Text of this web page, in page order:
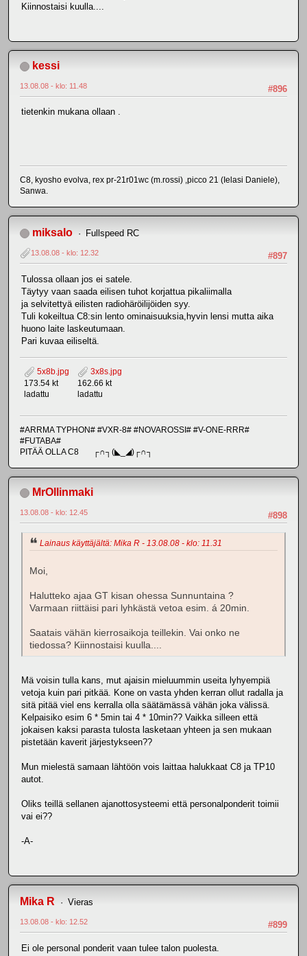
Kiinnostaisi kuulla....
kessi
#896
13.08.08 - klo: 11.48
tietenkin mukana ollaan .
C8, kyosho evolva, rex pr-21r01wc (m.rossi) ,picco 21 (Ielasi Daniele),
Sanwa.
miksalo Fullspeed RC
#897
13.08.08 - klo: 12.32
Tulossa ollaan jos ei satele.
Täytyy vaan saada eilisen tuhot korjattua pikaliimalla
ja selvitettyä eilisten radiohäröilijöiden syy.
Tuli kokeiltua C8:sin lento ominaisuuksia,hyvin lensi mutta aika
huono laite laskeutumaan.
Pari kuvaa eiliseltä.
5x8b.jpg
173.54 kt
ladattu
3x8s.jpg
162.66 kt
ladattu
#ARRMA TYPHON# #VXR-8# #NOVAROSSI# #V-ONE-RRR#
#FUTABA#
PITÄÄ OLLA C8 ┌∩┐(◣_◢)┌∩┐
MrOllinmaki
#898
13.08.08 - klo: 12.45
Lainaus käyttäjältä: Mika R - 13.08.08 - klo: 11.31
Moi,
Halutteko ajaa GT kisan ohessa Sunnuntaina ?
Varmaan riittäisi pari lyhkästä vetoa esim. á 20min.
Saatais vähän kierrosaikoja teillekin. Vai onko ne
tiedossa? Kiinnostaisi kuulla....
Mä voisin tulla kans, mut ajaisin mieluummin useita lyhyempiä
vetoja kuin pari pitkää. Kone on vasta yhden kerran ollut radalla ja
sitä pitää viel ens kerralla olla säätämässä vähän joka välissä.
Kelpaisiko esim 6 * 5min tai 4 * 10min?? Vaikka silleen että
jokaisen kaksi parasta tulosta lasketaan yhteen ja sen mukaan
pistetään kaverit järjestykseen??
Mun mielestä samaan lähtöön vois laittaa halukkaat C8 ja TP10
autot.
Oliks teillä sellanen ajanottosysteemi että personalponderit toimii
vai ei??
-A-
Mika R Vieras
#899
13.08.08 - klo: 12.52
Ei ole personal ponderit vaan tulee talon puolesta.